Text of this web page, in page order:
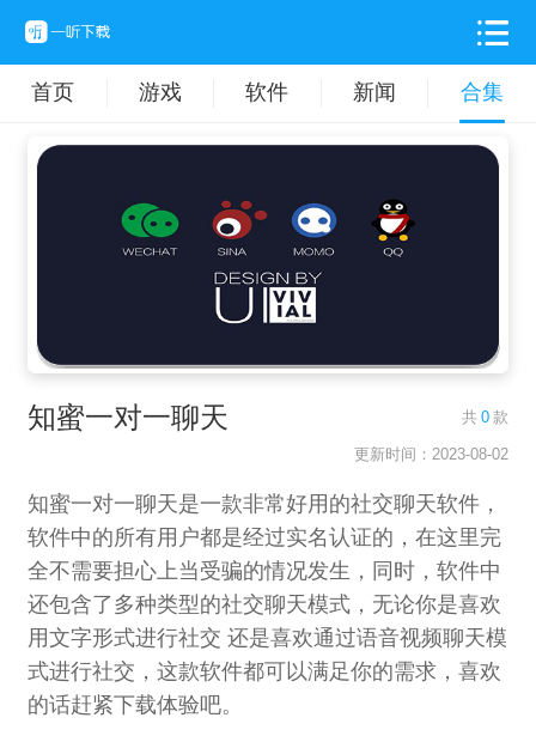
首页 游戏 软件 新闻 合集
知蜜一对一聊天 共 0 款
更新时间：2023-08-02
知蜜一对一聊天是一款非常好用的社交聊天软件，
软件中的所有用户都是经过实名认证的，在这里完
全不需要担心上当受骗的情况发生，同时，软件中
还包含了多种类型的社交聊天模式，无论你是喜欢
用文字形式进行社交 还是喜欢通过语音视频聊天模
式进行社交，这款软件都可以满足你的需求，喜欢
的话赶紧下载体验吧。